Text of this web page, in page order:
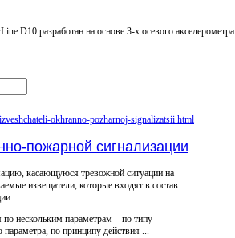
D10 разработан на основе 3-х осевого акселерометра.
пожарной сигнализации
касающуюся тревожной ситуации на
извещатели, которые входят в состав
нескольким параметрам – по типу
по принципу действия ...